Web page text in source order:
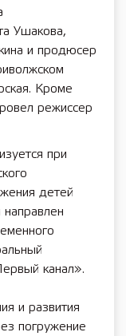
Ушакова,
и продюсер
Кроме
режиссер
при
детей
канал».
и развития
погружение